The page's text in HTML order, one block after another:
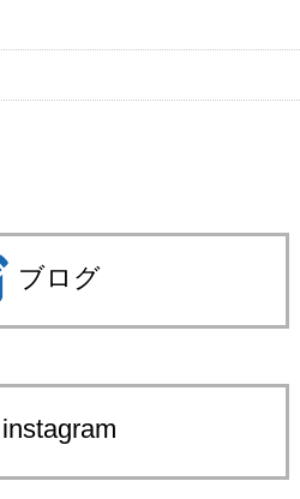
ブログ
instagram